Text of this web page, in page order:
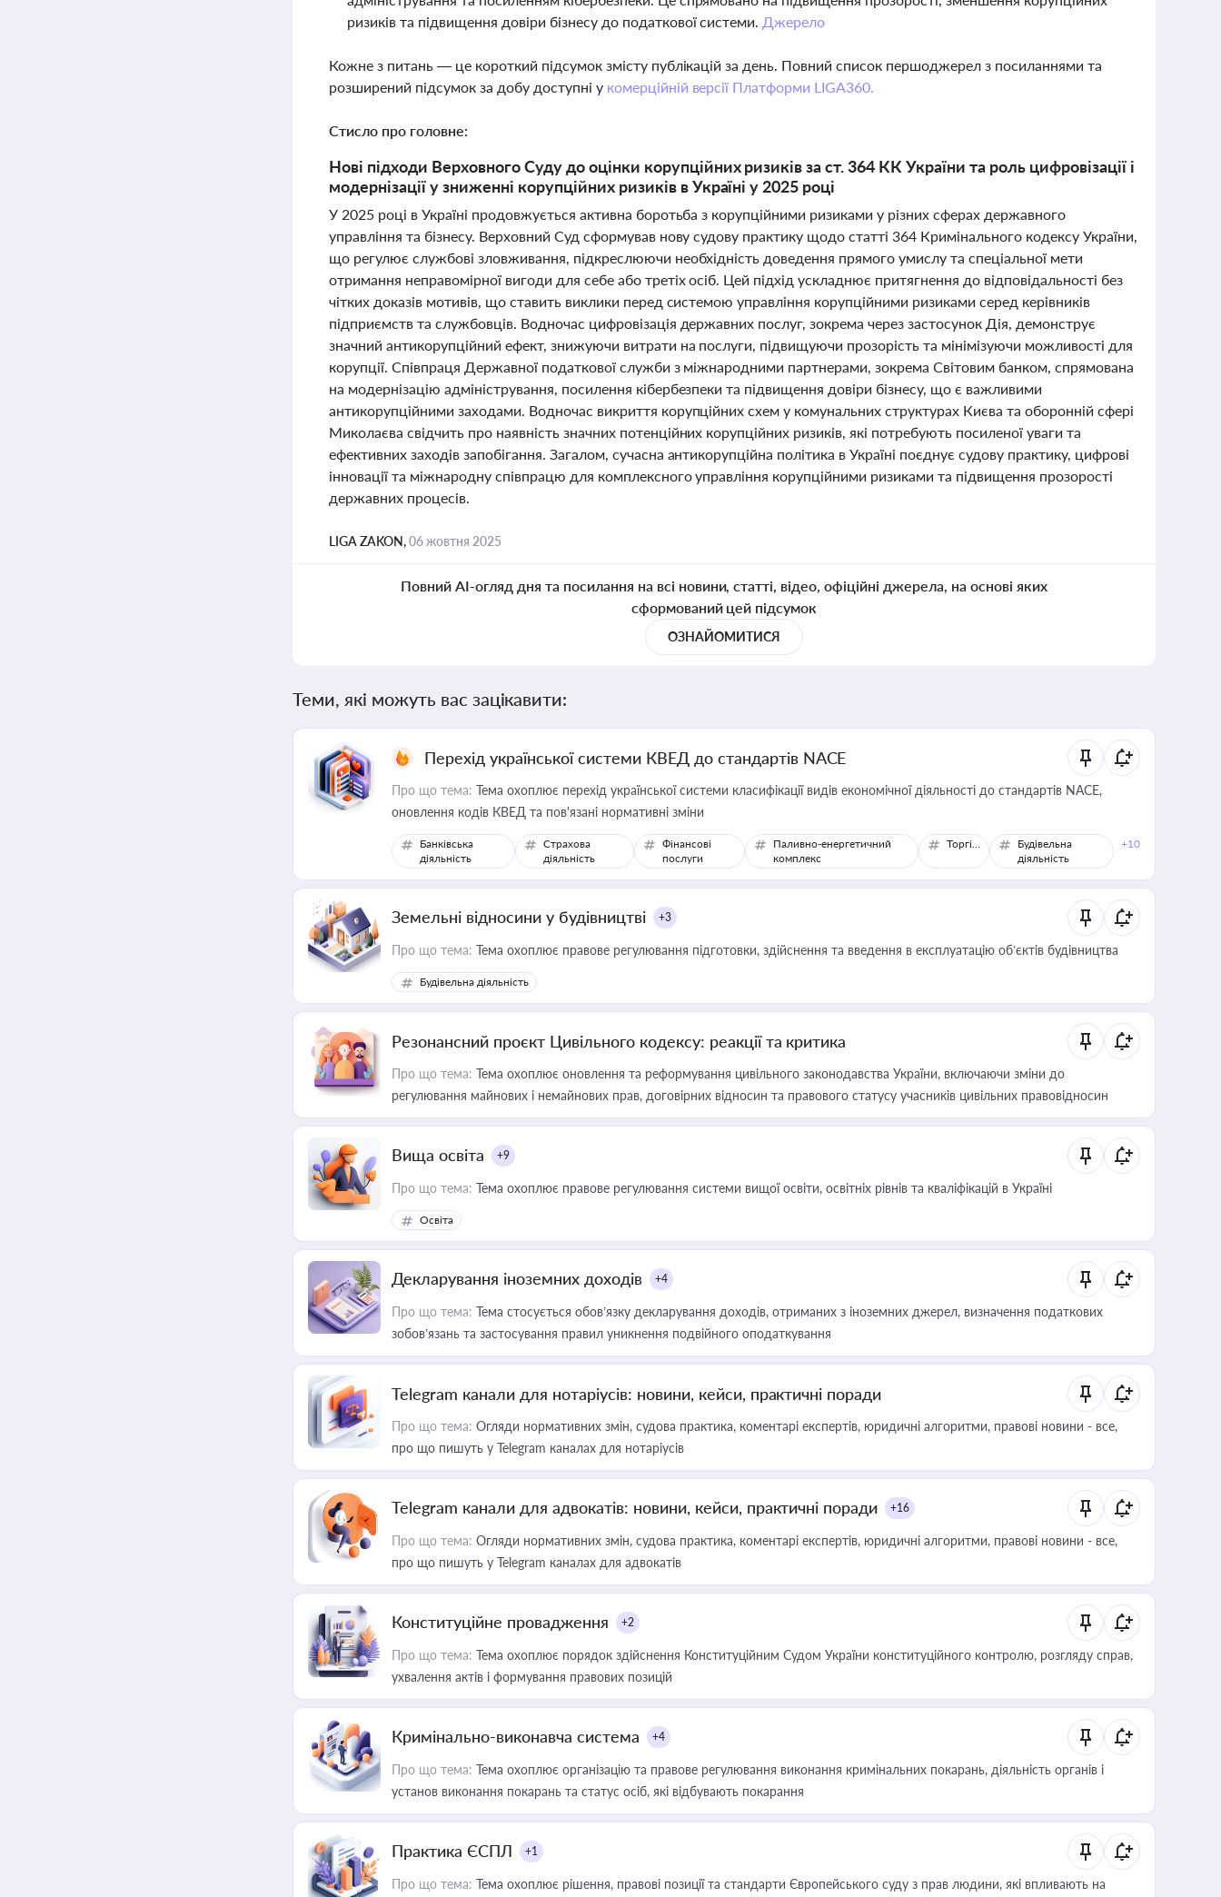
ризиків та підвищення довіри бізнесу до податкової системи. Джерело
Кожне з питань — це короткий підсумок змісту публікацій за день. Повний список першоджерел з посиланнями та
розширений підсумок за добу доступні у комерційній версії Платформи LIGA360.
Стисло про головне:
Нові підходи Верховного Суду до оцінки корупційних ризиків за ст. 364 КК України та роль цифровізації і
модернізації у зниженні корупційних ризиків в Україні у 2025 році
У 2025 році в Україні продовжується активна боротьба з корупційними ризиками у різних сферах державного
управління та бізнесу. Верховний Суд сформував нову судову практику щодо статті 364 Кримінального кодексу України,
що регулює службові зловживання, підкреслюючи необхідність доведення прямого умислу та спеціальної мети
отримання неправомірної вигоди для себе або третіх осіб. Цей підхід ускладнює притягнення до відповідальності без
чітких доказів мотивів, що ставить виклики перед системою управління корупційними ризиками серед керівників
підприємств та службовців. Водночас цифровізація державних послуг, зокрема через застосунок Дія, демонструє
значний антикорупційний ефект, знижуючи витрати на послуги, підвищуючи прозорість та мінімізуючи можливості для
корупції. Співпраця Державної податкової служби з міжнародними партнерами, зокрема Світовим банком, спрямована
на модернізацію адміністрування, посилення кібербезпеки та підвищення довіри бізнесу, що є важливими
антикорупційними заходами. Водночас викриття корупційних схем у комунальних структурах Києва та оборонній сфері
Миколаєва свідчить про наявність значних потенційних корупційних ризиків, які потребують посиленої уваги та
ефективних заходів запобігання. Загалом, сучасна антикорупційна політика в Україні поєднує судову практику, цифрові
інновації та міжнародну співпрацю для комплексного управління корупційними ризиками та підвищення прозорості
державних процесів.
LIGA ZAKON,06 жовтня 2025
Повний AI-огляд дня та посилання на всі новини, статті, відео, офіційні джерела, на основі яких
сформований цей підсумок
ОЗНАЙОМИТИСЯ
Теми, які можуть вас зацікавити:
Перехід української системи КВЕД до стандартів NACE
Про що тема: Тема охоплює перехід української системи класифікації видів економічної діяльності до стандартів NACE,
оновлення кодів КВЕД та пов'язані нормативні зміни
Банківська
діяльність
Страхова
діяльність
Фінансові
послуги
Паливно-енергетичний
комплекс
Торгівля
Будівельна
діяльність
+10
Земельні відносини у будівництві +3
Про що тема: Тема охоплює правове регулювання підготовки, здійснення та введення в експлуатацію об’єктів будівництва
Будівельна діяльність
Резонансний проєкт Цивільного кодексу: реакції та критика
Про що тема: Тема охоплює оновлення та реформування цивільного законодавства України, включаючи зміни до
регулювання майнових і немайнових прав, договірних відносин та правового статусу учасників цивільних правовідносин
Вища освіта +9
Про що тема: Тема охоплює правове регулювання системи вищої освіти, освітніх рівнів та кваліфікацій в Україні
Освіта
Декларування іноземних доходів +4
Про що тема: Тема стосується обов’язку декларування доходів, отриманих з іноземних джерел, визначення податкових
зобов’язань та застосування правил уникнення подвійного оподаткування
Telegram канали для нотаріусів: новини, кейси, практичні поради
Про що тема: Огляди нормативних змін, судова практика, коментарі експертів, юридичні алгоритми, правові новини - все,
про що пишуть у Telegram каналах для нотаріусів
Telegram канали для адвокатів: новини, кейси, практичні поради +16
Про що тема: Огляди нормативних змін, судова практика, коментарі експертів, юридичні алгоритми, правові новини - все,
про що пишуть у Telegram каналах для адвокатів
Конституційне провадження +2
Про що тема: Тема охоплює порядок здійснення Конституційним Судом України конституційного контролю, розгляду справ,
ухвалення актів і формування правових позицій
Кримінально-виконавча система +4
Про що тема: Тема охоплює організацію та правове регулювання виконання кримінальних покарань, діяльність органів і
установ виконання покарань та статус осіб, які відбувають покарання
Практика ЄСПЛ +1
Про що тема: Тема охоплює рішення, правові позиції та стандарти Європейського суду з прав людини, які впливають на